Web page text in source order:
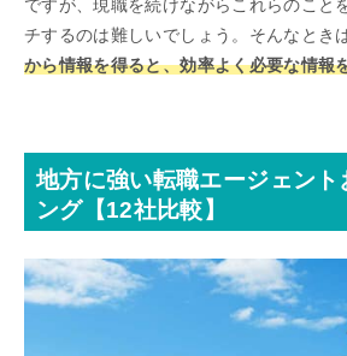
ですが、現職を続けながらこれらのこと
チするのは難しいでしょう。そんなときは
から情報を得ると、効率よく必要な情報
地方に強い転職エージェント
ング【12社比較】